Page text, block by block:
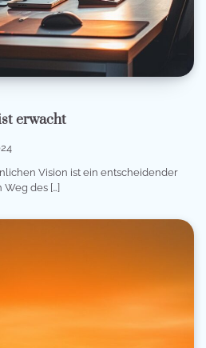
erwacht
Vision ist ein entscheidender
des […]